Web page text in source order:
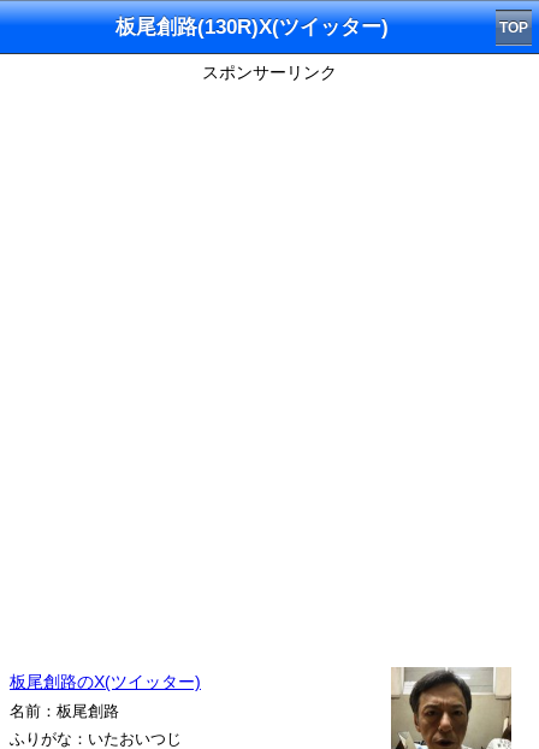
板尾創路(130R)X(ツイッター) TOP
スポンサーリンク
板尾創路のX(ツイッター)
名前：板尾創路
ふりがな：いたおいつじ